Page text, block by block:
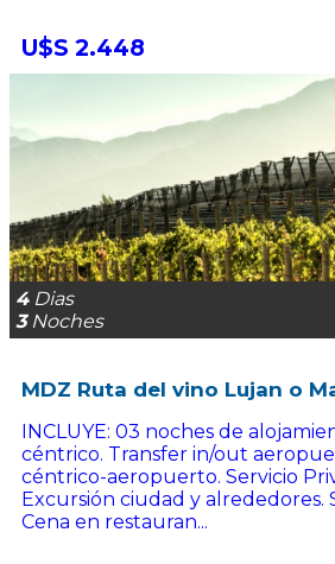
U$S 2.448
4Dias
3Noches
MDZ Ruta del vino Lujan o
INCLUYE: 03 noches de
céntrico. Transfer in/out
céntrico-aeropuerto. Servicio
Excursión ciudad y alrededores.
Cena en restauran...